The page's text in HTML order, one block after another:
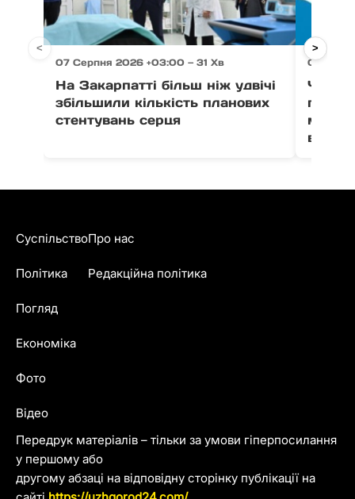
07 Серпня 2026 +03:00 — 31 Хв
На Закарпатті більш ніж удвічі
збільшили кількість планових
стентувань серця
07
Через
води
< >
Передрук матеріалів – тільки за умови гіперпосилання
у першому або
другому абзаці на відповідну сторінку публікації на
Суспільство
Політика
Погляд
Економіка
Фото
Відео
Про нас
Редакційна політика